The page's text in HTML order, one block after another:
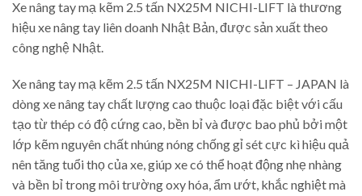
Xe nâng tay mạ kẽm 2.5 tấn NX25M NICHI-LIFT là thương
hiệu xe nâng tay liên doanh Nhật Bản, được sản xuất theo
công nghệ Nhật.
Xe nâng tay mạ kẽm 2.5 tấn NX25M NICHI-LIFT – JAPAN là
dòng xe nâng tay chất lượng cao thuộc loại đặc biệt với cấu
tạo từ thép có độ cứng cao, bền bỉ và được bao phủ bởi một
lớp kẽm nguyên chất nhúng nóng chống gỉ sét cực kì hiệu quả
nên tăng tuổi thọ của xe, giúp xe có thể hoạt động nhẹ nhàng
và bền bỉ trong môi trường oxy hóa, ẩm ướt, khắc nghiệt mà